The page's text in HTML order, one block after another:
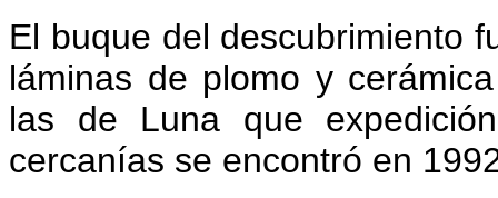
El buque del descubrimiento
láminas de plomo y
las de Luna que
cercanías se encontró en